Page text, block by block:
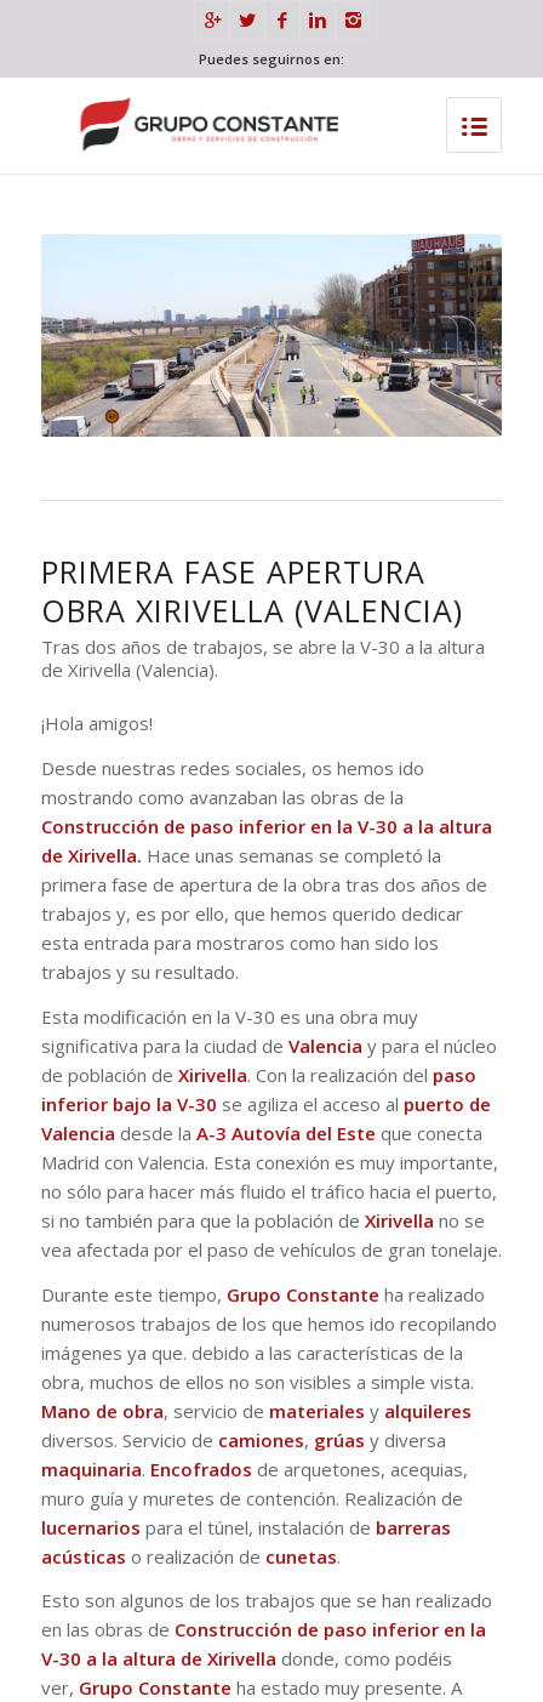
Puedes seguirnos en:
PRIMERA FASE APERTURA
OBRA XIRIVELLA (VALENCIA)
Tras dos años de trabajos, se abre la V-30 a la altura
de Xirivella (Valencia).
¡Hola amigos!
Desde nuestras redes sociales, os hemos ido
mostrando como avanzaban las obras de la
Construcción de paso inferior en la V-30 a la altura
de Xirivella. Hace unas semanas se completó la
primera fase de apertura de la obra tras dos años de
trabajos y, es por ello, que hemos querido dedicar
esta entrada para mostraros como han sido los
trabajos y su resultado.
Esta modificación en la V-30 es una obra muy
significativa para la ciudad de Valencia y para el núcleo
de población de Xirivella. Con la realización del paso
inferior bajo la V-30 se agiliza el acceso al puerto de
Valencia desde la A-3 Autovía del Este que conecta
Madrid con Valencia. Esta conexión es muy importante,
no sólo para hacer más fluido el tráfico hacia el puerto,
si no también para que la población de Xirivella no se
vea afectada por el paso de vehículos de gran tonelaje.
Durante este tiempo, Grupo Constante ha realizado
numerosos trabajos de los que hemos ido recopilando
imágenes ya que. debido a las características de la
obra, muchos de ellos no son visibles a simple vista.
Mano de obra, servicio de materiales y alquileres
diversos. Servicio de camiones, grúas y diversa
maquinaria. Encofrados de arquetones, acequias,
muro guía y muretes de contención. Realización de
lucernarios para el túnel, instalación de barreras
acústicas o realización de cunetas.
Esto son algunos de los trabajos que se han realizado
en las obras de Construcción de paso inferior en la
V-30 a la altura de Xirivella donde, como podéis
ver, Grupo Constante ha estado muy presente. A